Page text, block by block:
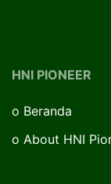
HNI PIONEER
o Beranda
o About HNI